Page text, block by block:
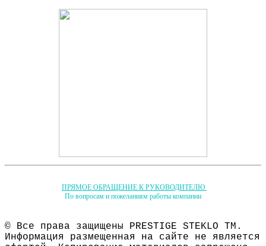
ПРЯМОЕ ОБРАЩЕНИЕ К РУКОВОДИТЕЛЮ
По вопросам и пожеланиям работы компании
© Все права защищены PRESTIGE STEKLO ТМ.
Информация размещенная на сайте не является